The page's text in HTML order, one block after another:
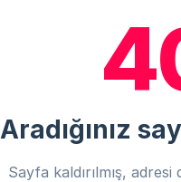
Aradığınız
Sayfa kaldırılmış,